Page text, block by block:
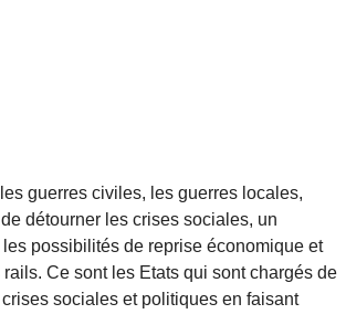
guerres civiles, les guerres locales,
détourner les crises sociales, un
possibilités de reprise économique et
Ce sont les Etats qui sont chargés de
sociales et politiques en faisant